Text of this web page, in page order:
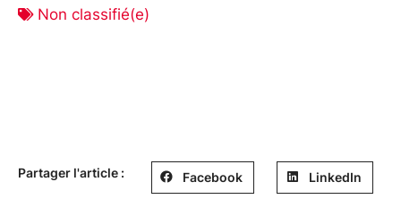
Non classifié(e)
Partager l'article : Facebook LinkedIn